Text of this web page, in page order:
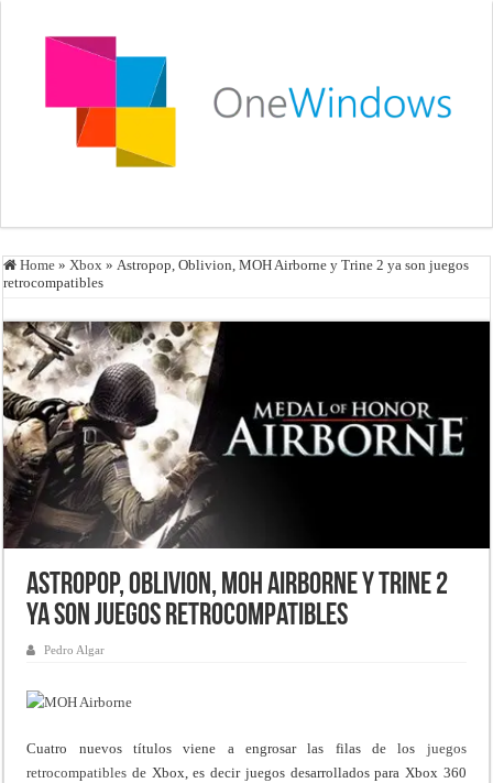
Home » Xbox » Astropop, Oblivion, MOH Airborne y Trine 2 ya son juegos
retrocompatibles
Astropop, Oblivion, MOH Airborne y Trine 2
ya son juegos retrocompatibles
Pedro Algar
Cuatro nuevos títulos viene a engrosar las filas de los juegos
retrocompatibles de Xbox, es decir juegos desarrollados para Xbox 360